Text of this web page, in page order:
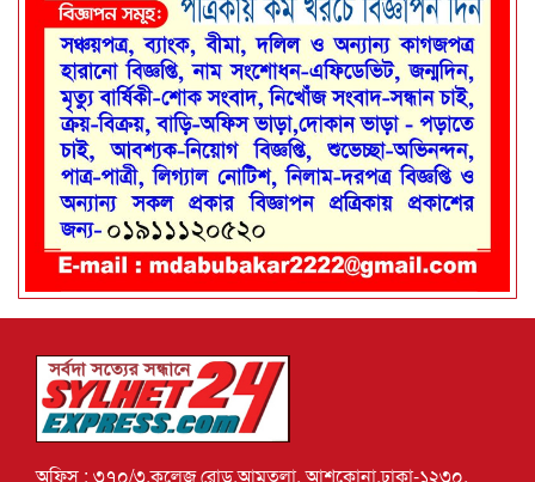
অফিস : ৩৭০/৩,কলেজ রোড,আমতলা, আশকোনা,ঢাকা-১২৩০,